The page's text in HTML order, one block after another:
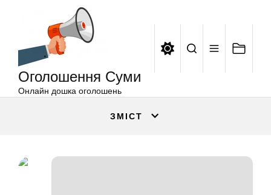
Оголошення Суми
Онлайн дошка оголошень
ЗМІСТ